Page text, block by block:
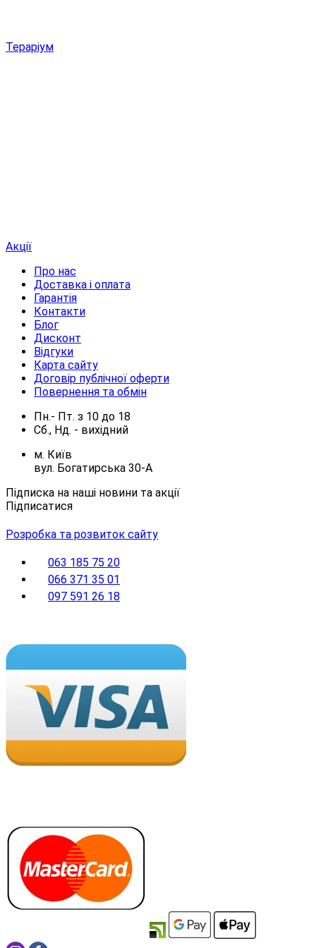
Тераріум
Акції
Про нас
Доставка і оплата
Гарантія
Контакти
Блог
Дисконт
Відгуки
Карта сайту
Договір публічної оферти
Повернення та обмін
Пн.- Пт. з 10 до 18
Сб., Нд. - вихідний
м. Київ
вул. Богатирська 30-А
Підписка на наші новини та акції
Підписатися
Розробка та розвиток сайту
063 185 75 20
066 371 35 01
097 591 26 18